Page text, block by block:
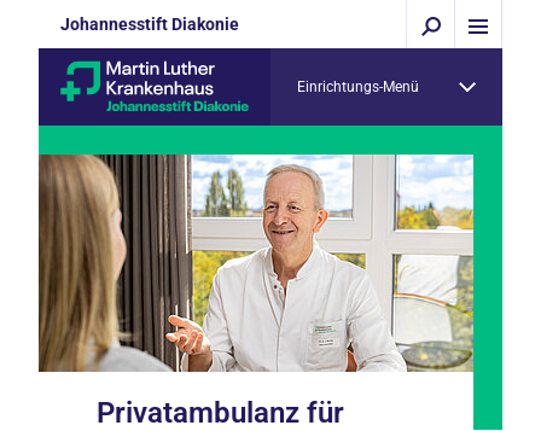
Johannesstift Diakonie
Einrichtungs-Menü
Privatambulanz für